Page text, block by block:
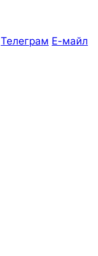
Телеграм Е-майл